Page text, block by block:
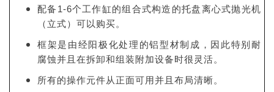
配备1-6个工作缸的组合式构造的托盘离心式抛光机
（立式）可以购买。
框架是由经阳极化处理的铝型材制成，因此特别耐
腐蚀并且在拆卸和组装附加设备时很灵活。
所有的操作元件从正面可用并且布局清晰。